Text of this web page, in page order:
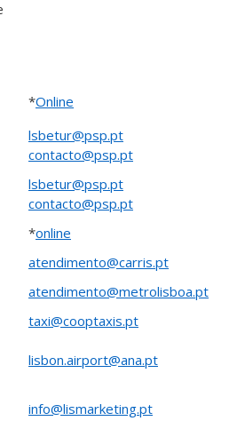
*Online
lsbetur@psp.pt
contacto@psp.pt
lsbetur@psp.pt
contacto@psp.pt
*online
atendimento@carris.pt
atendimento@metrolisboa.pt
taxi@cooptaxis.pt
lisbon.airport@ana.pt
info@lismarketing.pt